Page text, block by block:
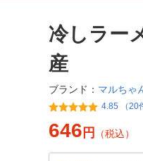
冷しラー
産
ブランド： マルちゃ
4.85 （20
646 円 （税込）